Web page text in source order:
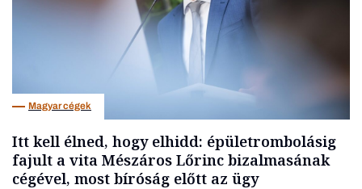
Magyar cégek
Itt kell élned, hogy elhidd: épületrombolásig
fajult a vita Mészáros Lőrinc bizalmasának
cégével, most bíróság előtt az ügy